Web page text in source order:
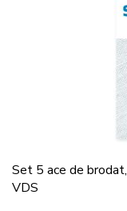
Set 5 ace de brodat, finete 90, Schmetz 130/705 H-E
VDS